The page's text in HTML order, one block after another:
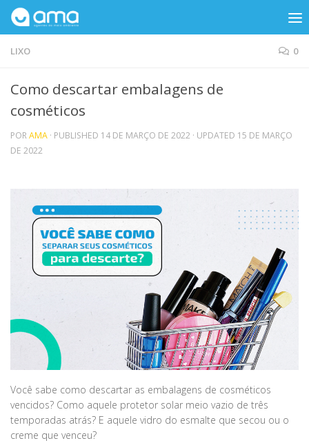
Skip to content
LIXO 0
Como descartar embalagens de
cosméticos
PORAMA · PUBLISHED 14 DE MARÇO DE 2022 · UPDATED 15 DE MARÇO
DE 2022
Você sabe como descartar as embalagens de cosméticos
vencidos? Como aquele protetor solar meio vazio de três
temporadas atrás? E aquele vidro do esmalte que secou ou o
creme que venceu?